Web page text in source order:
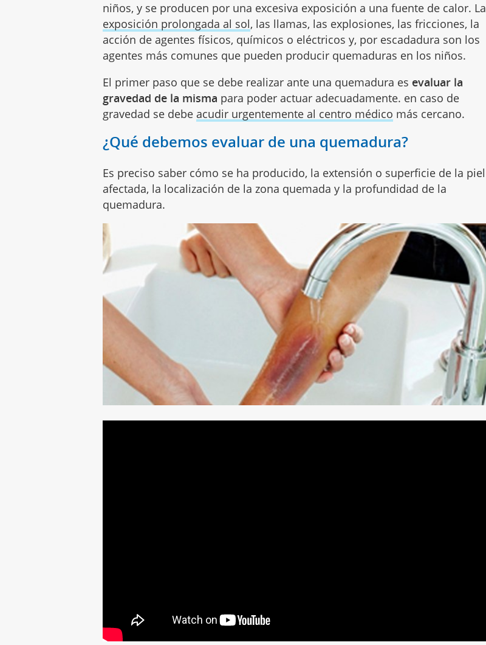
niños, y se producen por una excesiva exposición a una fuente de calor. La
exposición prolongada al sol, las llamas, las explosiones, las fricciones, la
acción de agentes físicos, químicos o eléctricos y, por escadadura son los
agentes más comunes que pueden producir quemaduras en los niños.
El primer paso que se debe realizar ante una quemadura es evaluar la
gravedad de la misma para poder actuar adecuadamente. en caso de
gravedad se debe acudir urgentemente al centro médico más cercano.
¿Qué debemos evaluar de una quemadura?
Es preciso saber cómo se ha producido, la extensión o superficie de la piel
afectada, la localización de la zona quemada y la profundidad de la
quemadura.